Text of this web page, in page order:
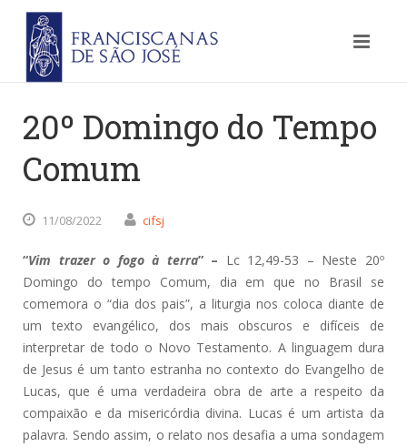
20º Domingo do Tempo
Comum
11/08/2022 cifsj
“Vim trazer o fogo à terra” – Lc 12,49-53 – Neste 20º
Domingo do tempo Comum, dia em que no Brasil se
comemora o “dia dos pais”, a liturgia nos coloca diante de
um texto evangélico, dos mais obscuros e difíceis de
interpretar de todo o Novo Testamento. A linguagem dura
de Jesus é um tanto estranha no contexto do Evangelho de
Lucas, que é uma verdadeira obra de arte a respeito da
compaixão e da misericórdia divina. Lucas é um artista da
palavra. Sendo assim, o relato nos desafia a uma sondagem